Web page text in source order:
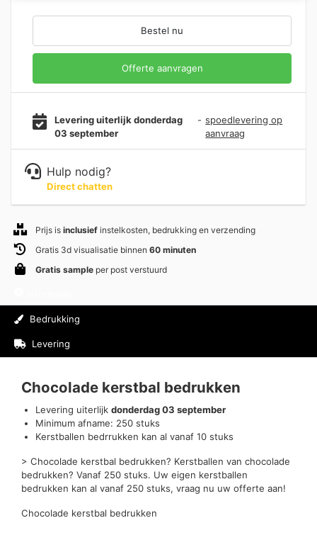
Bestel nu
Offerte aanvragen
Levering uiterlijk donderdag
03 september
- spoedlevering op
aanvraag
Hulp nodig?
Direct chatten
Prijs is inclusief instelkosten, bedrukking en verzending
Gratis 3d visualisatie binnen 60 minuten
Gratis sample per post verstuurd
Bedrukking
Levering
Chocolade kerstbal bedrukken
Levering uiterlijk donderdag 03 september
Minimum afname: 250 stuks
Kerstballen bedrrukken kan al vanaf 10 stuks
> Chocolade kerstbal bedrukken? Kerstballen van chocolade
bedrukken? Vanaf 250 stuks. Uw eigen kerstballen
bedrukken kan al vanaf 250 stuks, vraag nu uw offerte aan!
Chocolade kerstbal bedrukken